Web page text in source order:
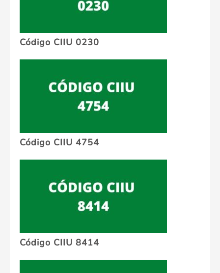
Código CIIU 0230
Código CIIU 4754
Código CIIU 8414